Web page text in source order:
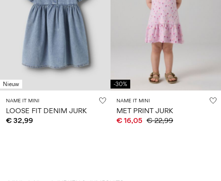
Nieuw
NAME IT MINI
LOOSE FIT DENIM JURK
€ 32,99
-30%
NAME IT MINI
MET PRINT JURK
€ 16,05 € 22,99